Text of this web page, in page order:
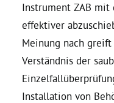
Instrument ZAB mit
effektiver
Meinung nach
Verständnis der
Installation von